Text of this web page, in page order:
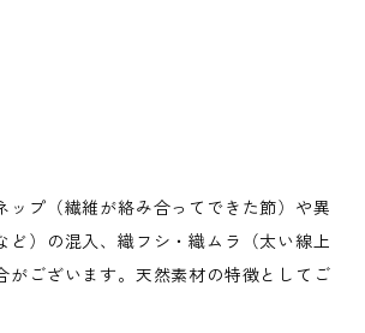
ップ（繊維が絡み合ってできた節）や異
ど）の混入、織フシ・織ムラ（太い線上
がございます。天然素材の特徴としてご